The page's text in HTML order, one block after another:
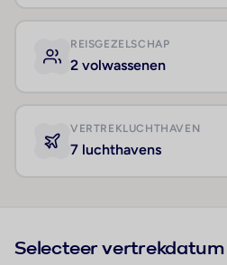
REISGEZELSCHAP
2 volwassenen
VERTREKLUCHTHAVEN
7 luchthavens
Selecteer vertrekdatum